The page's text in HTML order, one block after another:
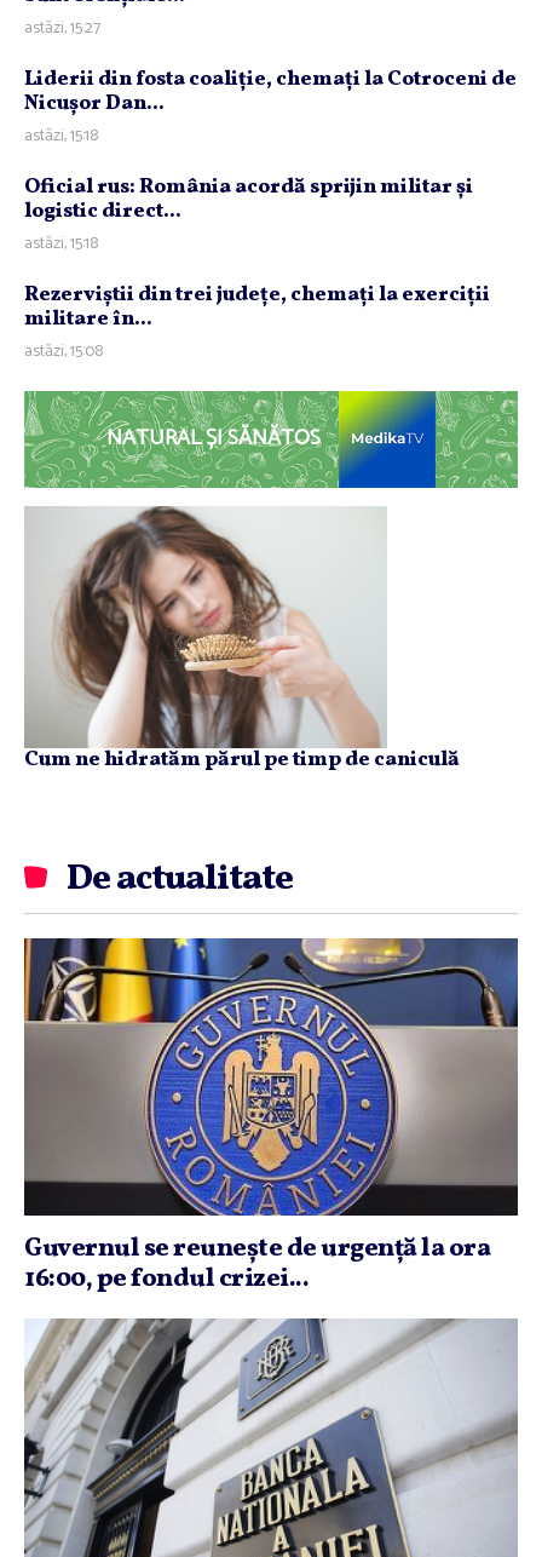
astăzi, 15:27
Liderii din fosta coaliţie, chemaţi la Cotroceni de
Nicuşor Dan...
astăzi, 15:18
Oficial rus: România acordă sprijin militar şi
logistic direct...
astăzi, 15:18
Rezerviştii din trei judeţe, chemaţi la exerciţii
militare în...
astăzi, 15:08
NATURAL ȘI SĂNĂTOS
Cum ne hidratăm părul pe timp de caniculă
De actualitate
Guvernul se reuneşte de urgenţă la ora
16:00, pe fondul crizei...